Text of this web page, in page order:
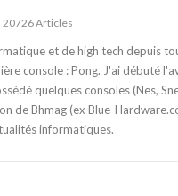
20726 Articles
et de high tech depuis
console : Pong. J'ai débuté
quelques consoles (Nes,
de Bhmag (ex Blue-
informatiques.